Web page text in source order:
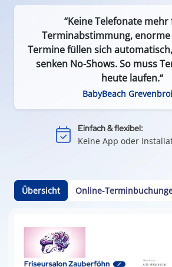
“Keine Telefonate
Terminabstimmung,
Termine füllen sich
senken No-Shows. So muss
heute laufen.“
BabyBeach
Effizient & zeitsparend:
Weniger Leerlauf durch
Kundenbindung:
Durch einfache
Termine per Klick in den
Übersicht Online-